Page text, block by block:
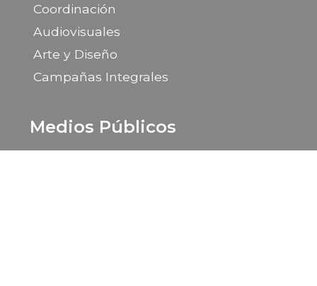
Coordinación
Audiovisuales
Arte y Diseño
Campañas Integrales
Medios Públicos
Portal de la Provincia de Santa Cruz